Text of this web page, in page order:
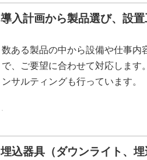
導入計画から製品選び、設
数ある製品の中から設備や仕事内
で、ご要望に合わせて対応します
ンサルティングも行っています。
埋込器具（ダウンライト、